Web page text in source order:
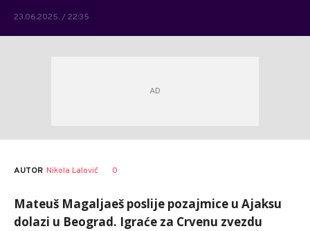
23.06.2025. / 22:35
AUTOR Nikola Lalović 0
Mateuš Magaljaeš poslije pozajmice u Ajaksu
dolazi u Beograd. Igraće za Crvenu zvezdu